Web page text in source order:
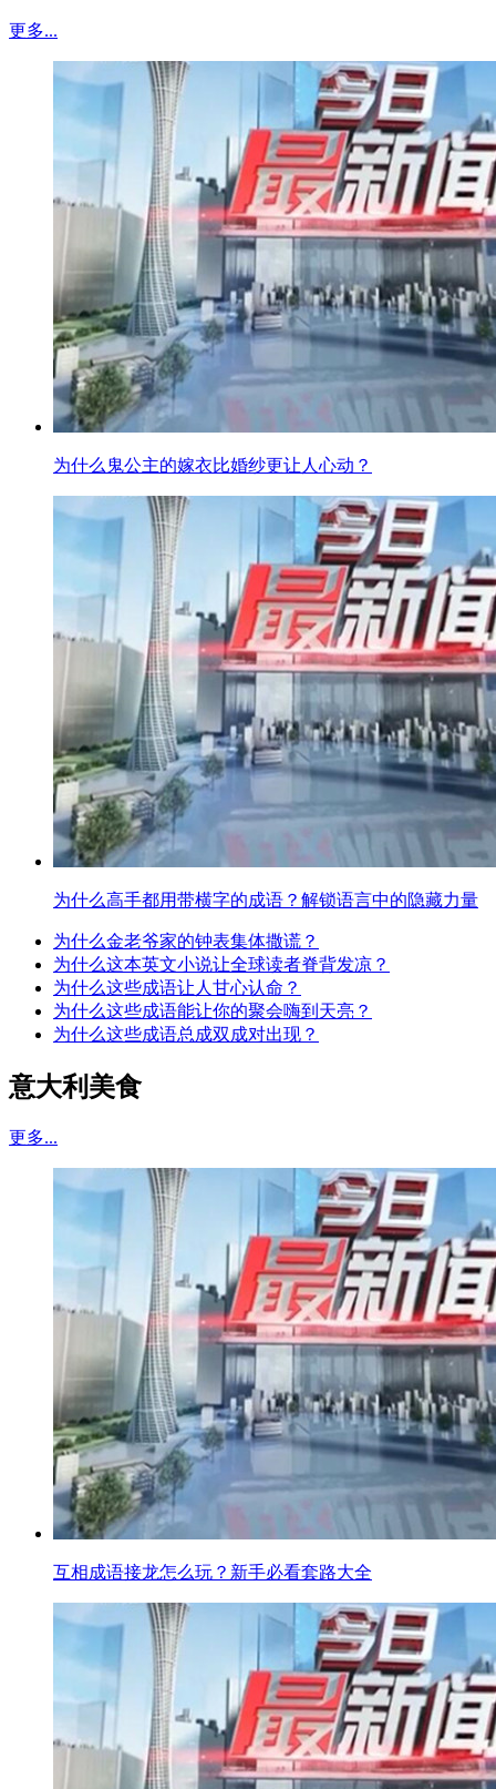
更多...
为什么鬼公主的嫁衣比婚纱更让人心动？
为什么高手都用带横字的成语？解锁语言中的隐藏力量
为什么金老爷家的钟表集体撒谎？
为什么这本英文小说让全球读者脊背发凉？
为什么这些成语让人甘心认命？
为什么这些成语能让你的聚会嗨到天亮？
为什么这些成语总成双成对出现？
意大利美食
更多...
互相成语接龙怎么玩？新手必看套路大全